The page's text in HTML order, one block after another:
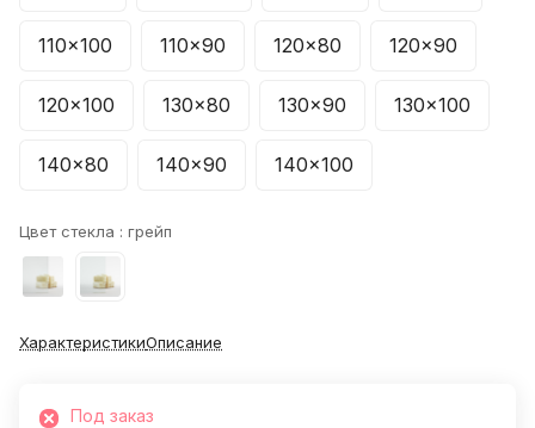
110x100 110x90 120x80 120x90
120x100 130x80 130x90 130x100
140x80 140x90 140x100
Цвет стекла : грейп
ХарактеристикиОписание
Под заказ